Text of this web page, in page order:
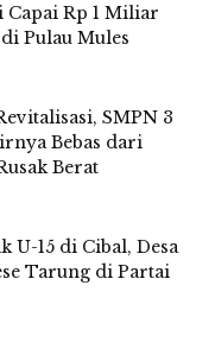
Capai Rp 1 Miliar
Pulau Mules
SMPN 3
Bebas dari
Berat
U-15 di Cibal, Desa
Tarung di Partai